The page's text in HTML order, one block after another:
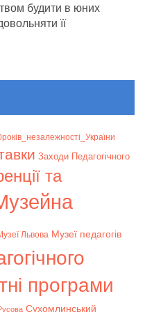
будити в юних
її
Заходи Педагогічного
та
Львова Музеї педагогів
програми
Сухомлинський